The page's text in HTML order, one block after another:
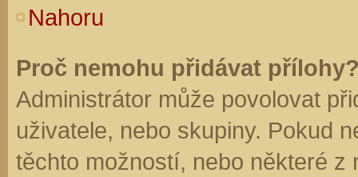
Nahoru
Proč nemohu přidávat
Administrátor může povolovat
uživatele, nebo skupiny. Pokud
těchto možností, nebo některé z